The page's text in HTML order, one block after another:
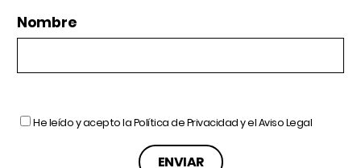
Nombre
He leído y acepto laPolítica de Privacidady elAviso Legal